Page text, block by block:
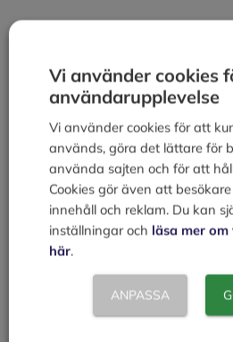
Datainspektionen
Kategorier
Juridik
Skyldigheter för de som
Personuppgiftsbiträde
Lämna en kommentar
Vi använder cookies
användarupplevelse
Vi använder cookies för att
används, göra det lättare för
använda sajten och för att
Cookies gör även att
innehåll och reklam. Du kan
inställningar och läsa mer
här.
ANPASSA